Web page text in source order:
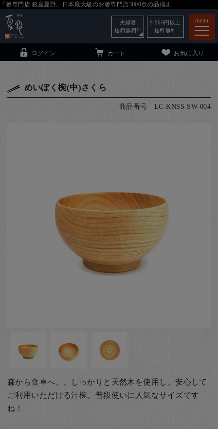
「箸専門店 銀座夏野」日本最大級のお箸専門店3000点の品揃え
menu
法人・飲食店のお客様
ログイン カート お気に入り
夫婦箸
送料無料!!
9,900 円以上
送料無料
めいぼく椀(中)さくら
商品番号 LC-KNSS-SW-004
森から食卓へ、、しっかりと天然木を使用し、安心して
ご利用いただける汁椀。普段使いに人気なサイズです
ね！